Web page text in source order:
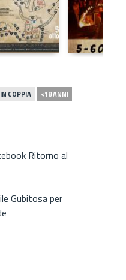
IN COPPIA
<18 ANNI
Ritorno al
Gubitosa per